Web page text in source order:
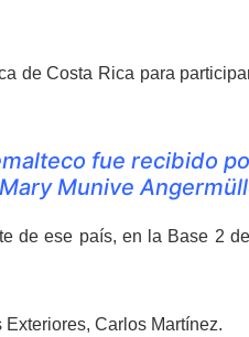
de Costa Rica para
fue recibido
Munive
de ese país, en la Base 2
Carlos Martínez.